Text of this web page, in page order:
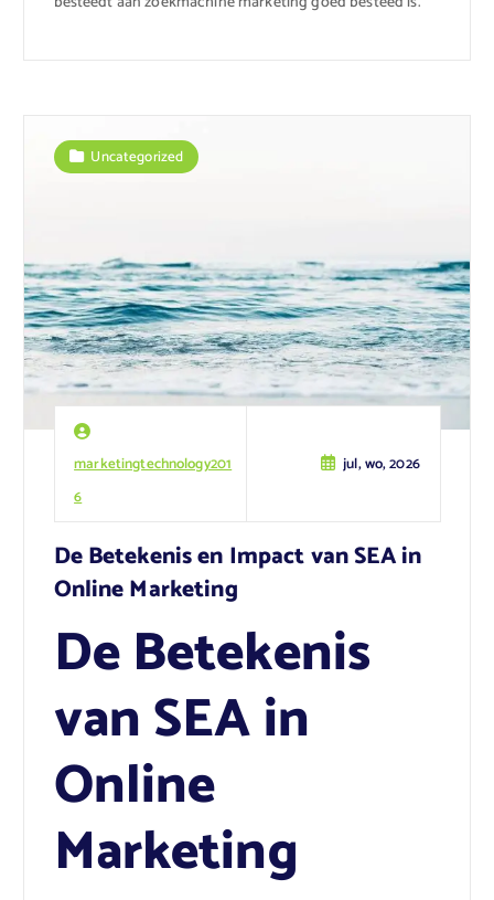
marketingtechnology201
6
jul, wo, 2026
Uncategorized
De Betekenis en Impact van SEA in
Online Marketing
De Betekenis
van SEA in
Online
Marketing